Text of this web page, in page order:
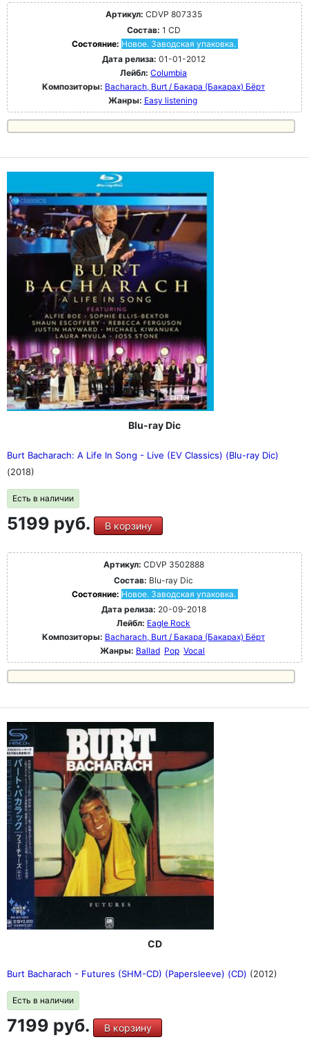
Артикул: CDVP 807335
Состав: 1 CD
Состояние: Новое. Заводская упаковка.
Дата релиза: 01-01-2012
Лейбл: Columbia
Композиторы: Bacharach, Burt / Бакара (Бакарах) Бёрт
Жанры: Easy listening
Blu-ray Dic
Burt Bacharach: A Life In Song - Live (EV Classics) (Blu-ray Dic)
(2018)
Есть в наличии
5199 руб. В корзину
Артикул: CDVP 3502888
Состав: Blu-ray Dic
Состояние: Новое. Заводская упаковка.
Дата релиза: 20-09-2018
Лейбл: Eagle Rock
Композиторы: Bacharach, Burt / Бакара (Бакарах) Бёрт
Жанры: Ballad Pop Vocal
CD
Burt Bacharach - Futures (SHM-CD) (Papersleeve) (CD) (2012)
Есть в наличии
7199 руб. В корзину